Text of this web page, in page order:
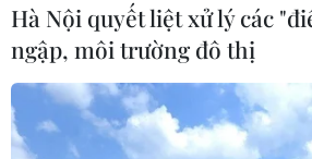
Hà Nội quyết liệt xử lý các
ngập, môi trường đô thị